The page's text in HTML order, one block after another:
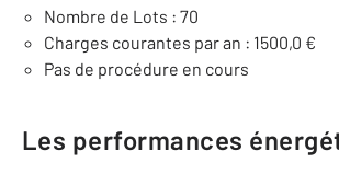
Nombre de Lots : 70
Charges courantes par an : 1500,0 €
Pas de procédure en cours
Les performances